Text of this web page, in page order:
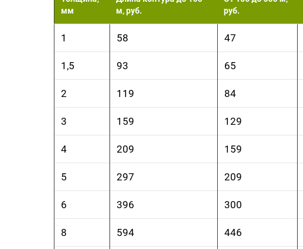
мм
м, руб.
руб.
1 58 47
1,5 93 65
2 119 84
3 159 129
4 209 159
5 297 209
6 396 300
8 594 446